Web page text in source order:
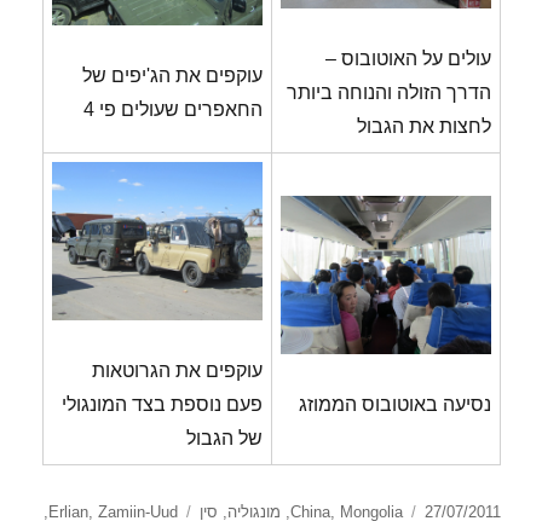
עולים על האוטובוס –
הדרך הזולה והנוחה ביותר
לחצות את הגבול
עוקפים את הג'יפים של
החאפרים שעולים פי 4
נסיעה באוטובוס הממוזג
עוקפים את הגרוטאות
פעם נוספת בצד המונגולי
של הגבול
פורסם
27/07/2011 קטגוריות China, Mongolia
, מונגוליה, סין תגיות Erlian, Zamiin-Uud
,